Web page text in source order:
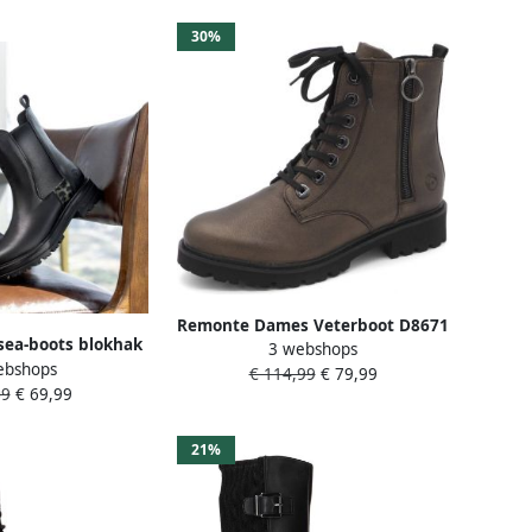
boots blokhak
met afwerking
€ 69,99
30%
Remonte Dames Veterboot D8671
92 Brons Metallic
3 webshops
€ 114,99€ 79,99
21%